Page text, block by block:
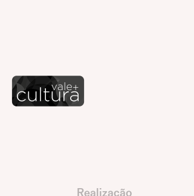
Realização